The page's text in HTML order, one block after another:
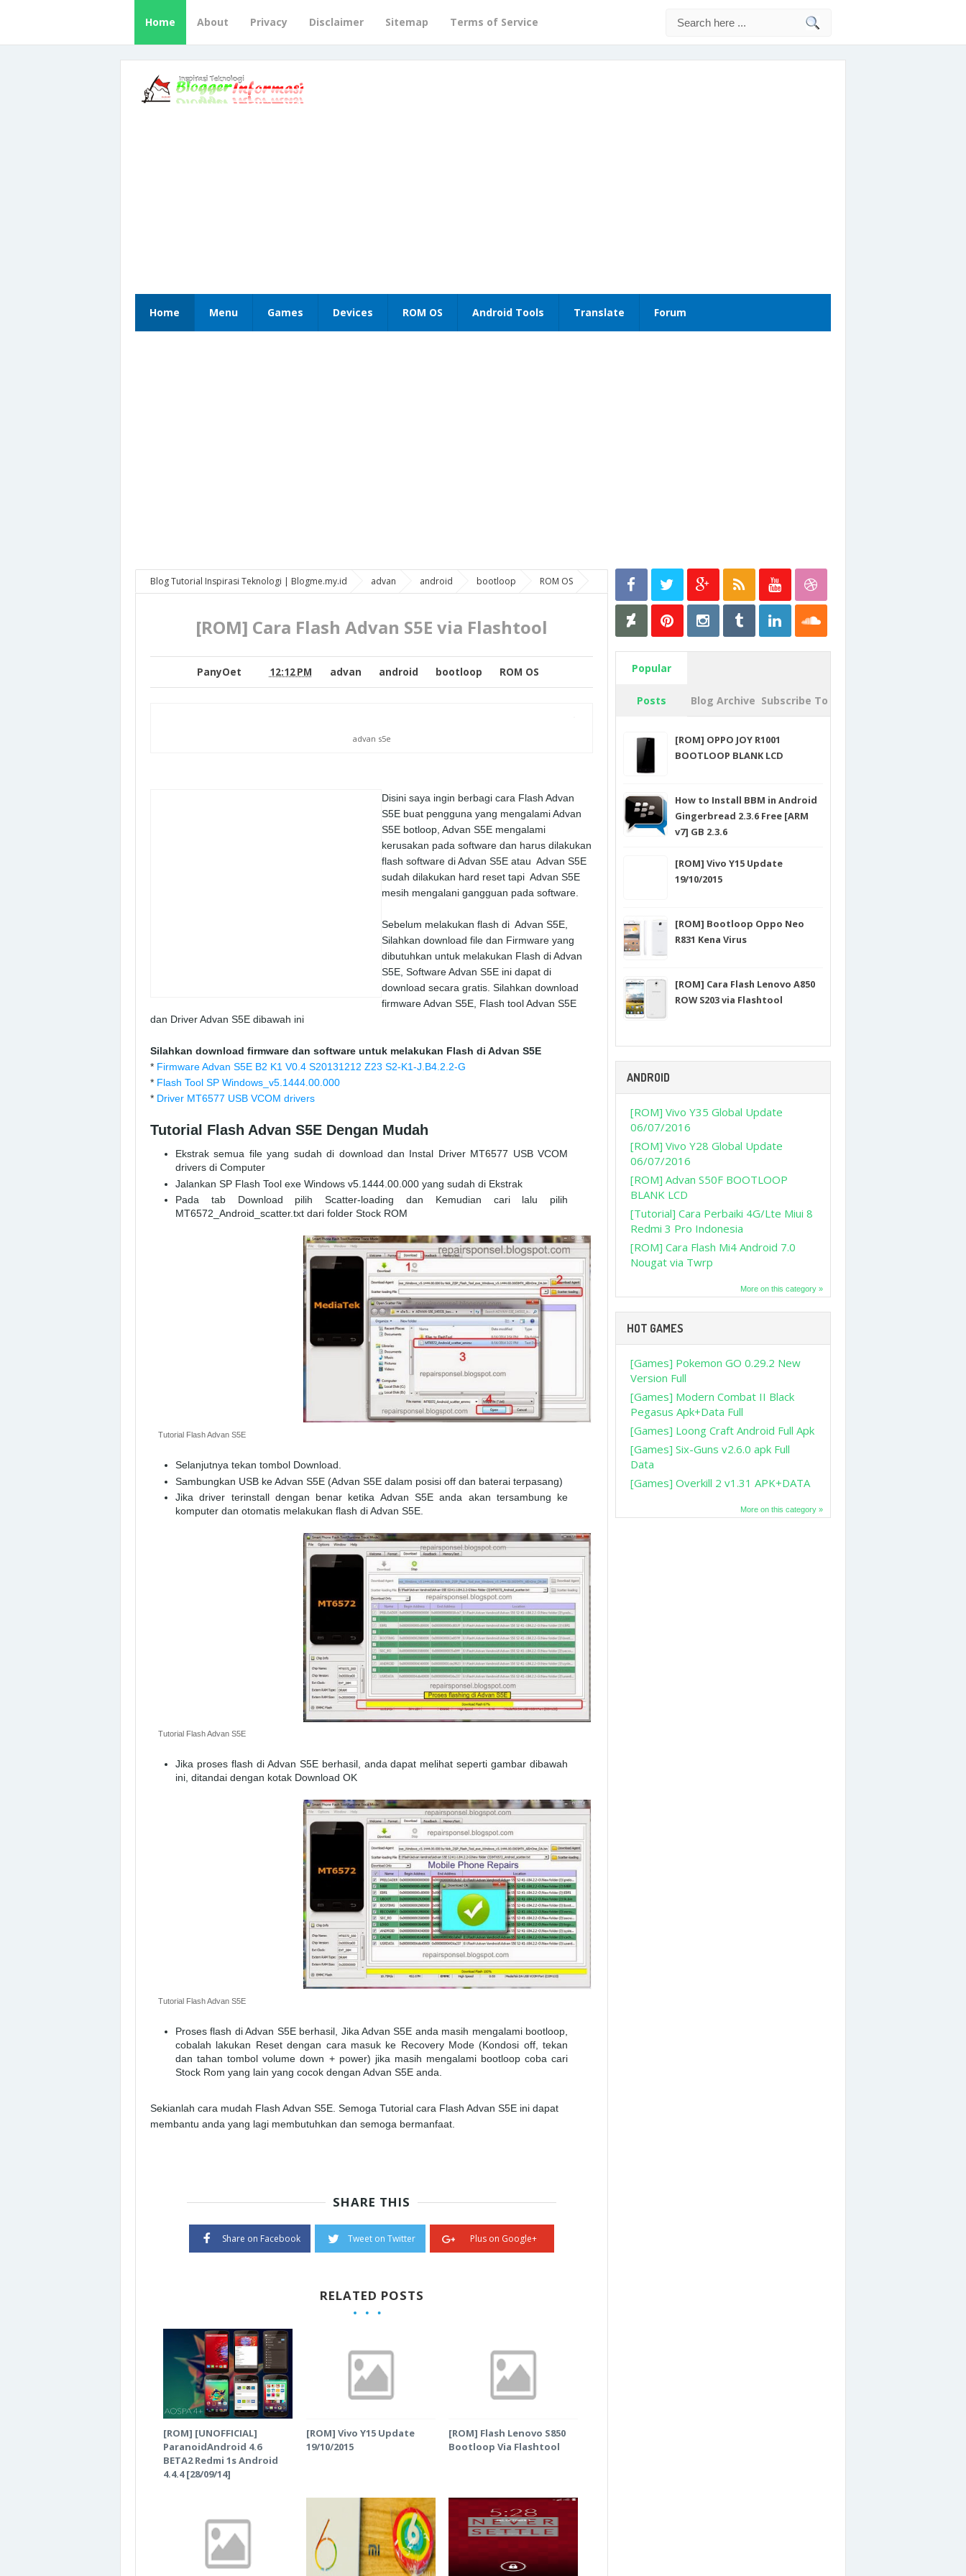
Home About Privacy Disclaimer Sitemap Terms of Service
Home Menu Games Devices ROM OS Android Tools Translate Forum
Blog Tutorial Inspirasi Teknologi | Blogme.my.id advan android bootloop
ROM OS
[ROM] Cara Flash Advan S5E via Flashtool
[ROM] Cara Flash Advan S5E via Flashtool
PanyOet 12:12 PM advan android bootloop ROM OS
advan s5e
Disini saya ingin berbagi cara Flash Advan
S5E buat pengguna yang mengalami Advan
S5E botloop, Advan S5E mengalami
kerusakan pada software dan harus dilakukan
flash software di Advan S5E atau Advan S5E
sudah dilakukan hard reset tapi Advan S5E
mesih mengalani gangguan pada software.
Sebelum melakukan flash di Advan S5E,
Silahkan download file dan Firmware yang
dibutuhkan untuk melakukan Flash di Advan
S5E, Software Advan S5E ini dapat di
download secara gratis. Silahkan download
firmware Advan S5E, Flash tool Advan S5E
dan Driver Advan S5E dibawah ini
Silahkan download firmware dan software untuk melakukan Flash di Advan S5E
* Firmware Advan S5E B2 K1 V0.4 S20131212 Z23 S2-K1-J.B4.2.2-G
* Flash Tool SP Windows_v5.1444.00.000
* Driver MT6577 USB VCOM drivers
Tutorial Flash Advan S5E Dengan Mudah
Ekstrak semua file yang sudah di download dan Instal Driver MT6577 USB VCOM
drivers di Computer
Jalankan SP Flash Tool exe Windows v5.1444.00.000 yang sudah di Ekstrak
Pada tab Download pilih Scatter-loading dan Kemudian cari lalu pilih
MT6572_Android_scatter.txt dari folder Stock ROM
Tutorial Flash Advan S5E
Selanjutnya tekan tombol Download.
Sambungkan USB ke Advan S5E (Advan S5E dalam posisi off dan baterai terpasang)
Jika driver terinstall dengan benar ketika Advan S5E anda akan tersambung ke
komputer dan otomatis melakukan flash di Advan S5E.
Tutorial Flash Advan S5E
Jika proses flash di Advan S5E berhasil, anda dapat melihat seperti gambar dibawah
ini, ditandai dengan kotak Download OK
Tutorial Flash Advan S5E
Proses flash di Advan S5E berhasil, Jika Advan S5E anda masih mengalami bootloop,
cobalah lakukan Reset dengan cara masuk ke Recovery Mode (Kondosi off, tekan
dan tahan tombol volume down + power) jika masih mengalami bootloop coba cari
Stock Rom yang lain yang cocok dengan Advan S5E anda.
Sekianlah cara mudah Flash Advan S5E. Semoga Tutorial cara Flash Advan S5E ini dapat
membantu anda yang lagi membutuhkan dan semoga bermanfaat.
SHARE THIS
Share on Facebook Tweet on Twitter Plus on Google+
RELATED POSTS
[ROM] [UNOFFICIAL]
ParanoidAndroid 4.6
BETA2 Redmi 1s Android
4.4.4 [28/09/14]
[ROM] Vivo Y15 Update
19/10/2015
[ROM] Flash Lenovo S850
Bootloop Via Flashtool
Popular
Posts Blog Archive Subscribe To
[ROM] OPPO JOY R1001
BOOTLOOP BLANK LCD
How to Install BBM in Android
Gingerbread 2.3.6 Free [ARM
v7] GB 2.3.6
[ROM] Vivo Y15 Update
19/10/2015
[ROM] Bootloop Oppo Neo
R831 Kena Virus
[ROM] Cara Flash Lenovo A850
ROW S203 via Flashtool
ANDROID
[ROM] Vivo Y35 Global Update
06/07/2016
[ROM] Vivo Y28 Global Update
06/07/2016
[ROM] Advan S50F BOOTLOOP
BLANK LCD
[Tutorial] Cara Perbaiki 4G/Lte Miui 8
Redmi 3 Pro Indonesia
[ROM] Cara Flash Mi4 Android 7.0
Nougat via Twrp
More on this category »
HOT GAMES
[Games] Pokemon GO 0.29.2 New
Version Full
[Games] Modern Combat II Black
Pegasus Apk+Data Full
[Games] Loong Craft Android Full Apk
[Games] Six-Guns v2.6.0 apk Full
Data
[Games] Overkill 2 v1.31 APK+DATA
More on this category »